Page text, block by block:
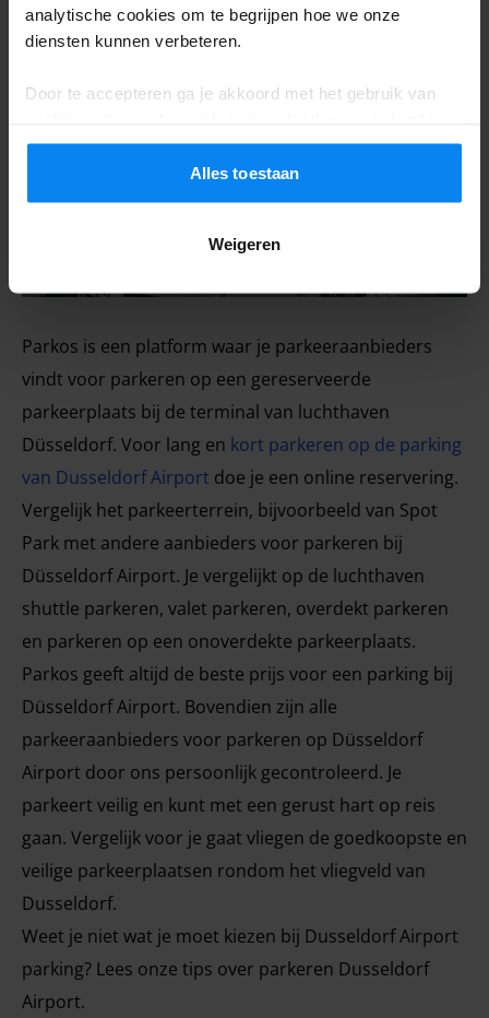
analytische cookies om te begrijpen hoe we onze
diensten kunnen verbeteren.
Door te accepteren ga je akkoord met het gebruik van
instellingen op elk moment aanpassen. Bekijk voor alle
Privacybeleid.
Alles toestaan
Weigeren
Parkos is een platform waar je parkeeraanbieders
vindt voor parkeren op een gereserveerde
parkeerplaats bij de terminal van luchthaven
Düsseldorf. Voor lang en kort parkeren op de parking
van Dusseldorf Airport doe je een online reservering.
Vergelijk het parkeerterrein, bijvoorbeeld van Spot
Park met andere aanbieders voor parkeren bij
Düsseldorf Airport. Je vergelijkt op de luchthaven
shuttle parkeren, valet parkeren, overdekt parkeren
en parkeren op een onoverdekte parkeerplaats.
Parkos geeft altijd de beste prijs voor een parking bij
Düsseldorf Airport. Bovendien zijn alle
parkeeraanbieders voor parkeren op Düsseldorf
Airport door ons persoonlijk gecontroleerd. Je
parkeert veilig en kunt met een gerust hart op reis
gaan. Vergelijk voor je gaat vliegen de goedkoopste en
veilige parkeerplaatsen rondom het vliegveld van
Dusseldorf.
Weet je niet wat je moet kiezen bij Dusseldorf Airport
parking? Lees onze tips over parkeren Dusseldorf
Airport.